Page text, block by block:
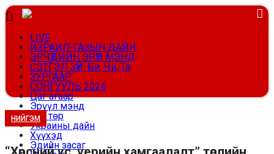
LIVE
ИЗРАИЛ-ГАЗЫН ДАЙН
ЭРЧҮҮДИЙН ЭРҮҮЛ МЭНД
СЭТГЭЛ ЗҮЙ: Би, Чи, Та
ЗУРГААР
СОНГУУЛЬ 2024
Цаг агаар
Эрүүл мэнд
Улс төр
Украины дайн
Хүүхэд
Эдийн засаг
НИЙГЭМ